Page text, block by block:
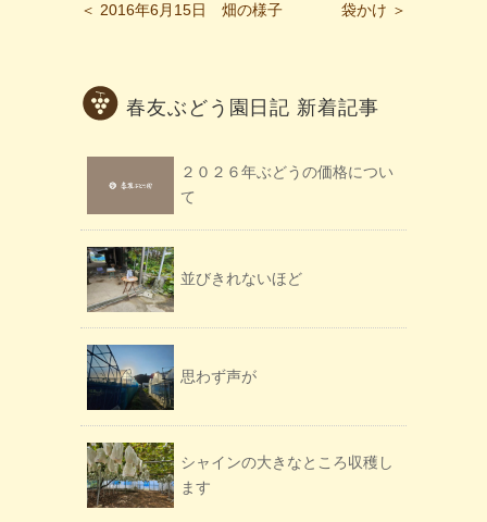
＜ 2016年6月15日 畑の様子 袋かけ ＞
春友ぶどう園日記 新着記事
２０２６年ぶどうの価格につい
て
並びきれないほど
思わず声が
シャインの大きなところ収穫し
ます